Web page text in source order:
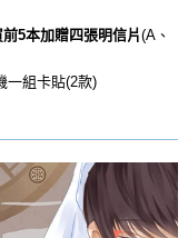
5本加贈四張明信片(A、
一組卡貼(2款)